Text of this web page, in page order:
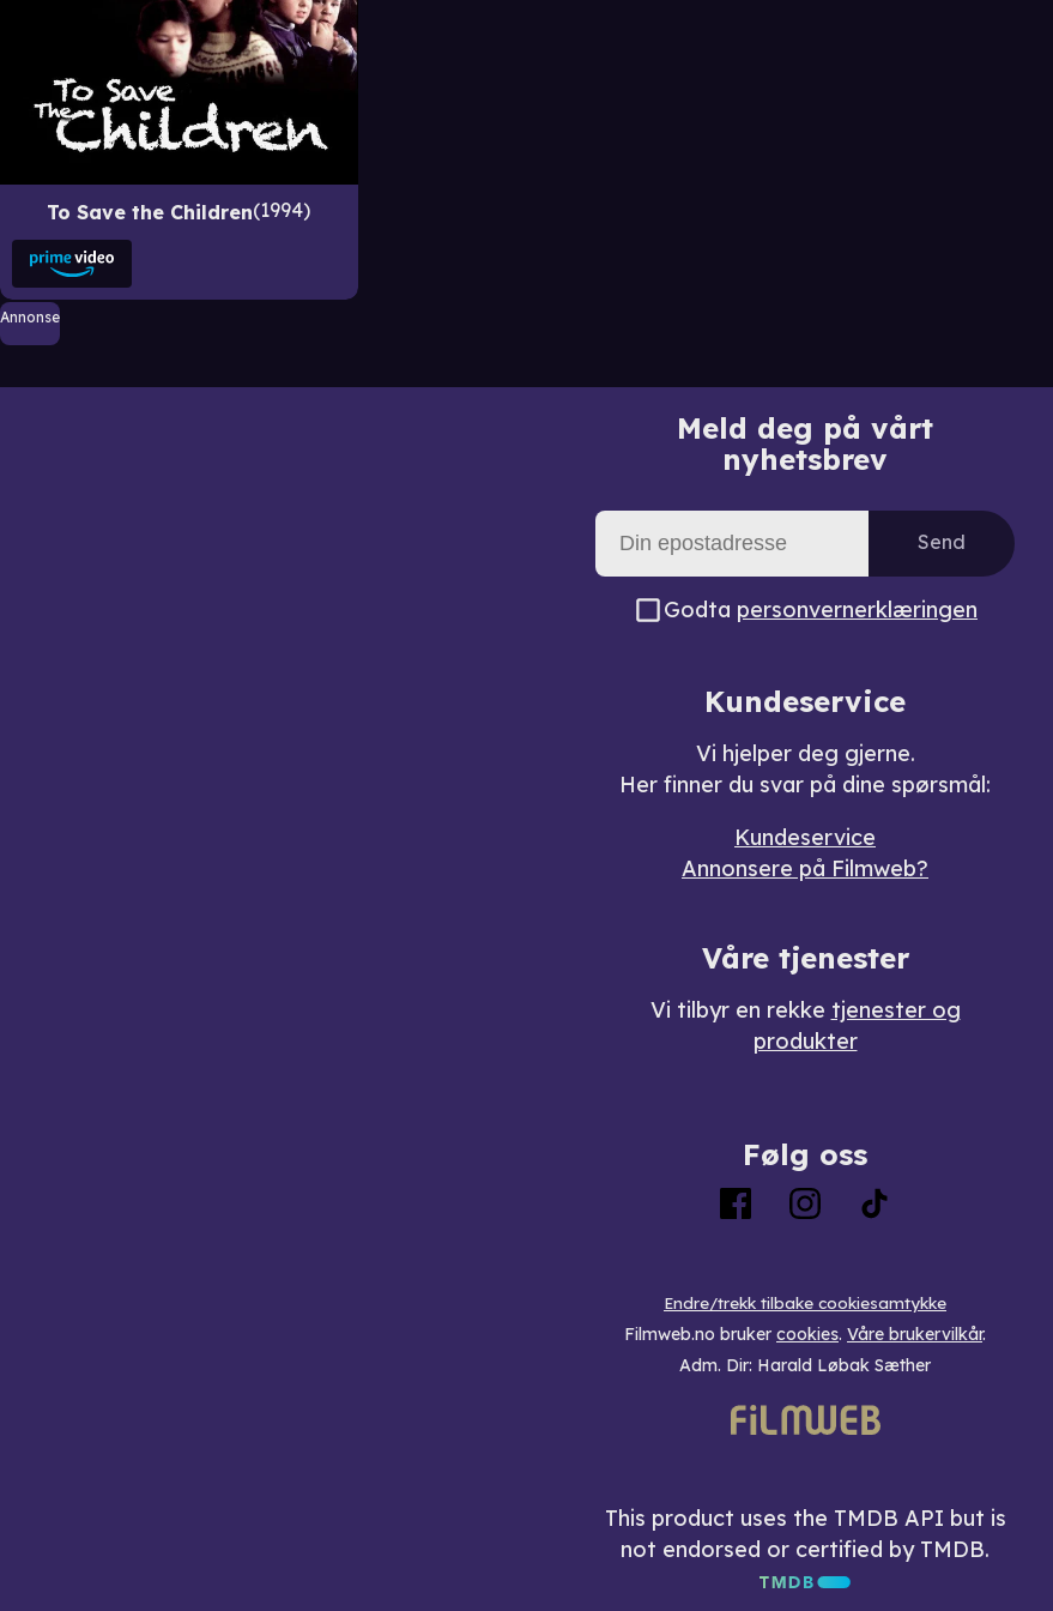
To Save the Children 1994
Annonse
Meld deg på vårt
nyhetsbrev
Send
Godta personvernerklæringen
Kundeservice
Vi hjelper deg gjerne.
Her finner du svar på dine spørsmål:
Kundeservice
Annonsere på Filmweb?
Våre tjenester
Vi tilbyr en rekke tjenester og
produkter
Følg oss
Endre/trekk tilbake cookiesamtykke
Filmweb.no bruker cookies. Våre brukervilkår.
Adm. Dir: Harald Løbak Sæther
This product uses the TMDB API but is
not endorsed or certified by TMDB.